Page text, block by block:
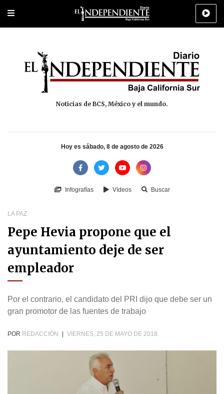
Portada Los Cabos Policiaca Deportes Cultura
Noticias de BCS, México y el mundo.
Hoy es sábado, 8 de agosto de 2026
Infografías Vídeos Buscar
LA PAZ
Pepe Hevia propone que el
ayuntamiento deje de ser
empleador
Por el contrario, el candidato del PRI dijo que debe ser un
gran promotor de las fuentes de trabajo
POR REDACCIÓN VIERNES, 25 DE MAYO DE 2018.